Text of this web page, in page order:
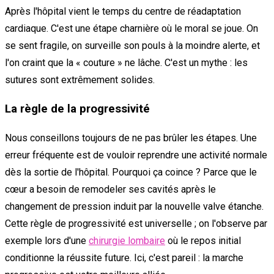
Après l'hôpital vient le temps du centre de réadaptation
cardiaque. C'est une étape charnière où le moral se joue. On
se sent fragile, on surveille son pouls à la moindre alerte, et
l'on craint que la « couture » ne lâche. C'est un mythe : les
sutures sont extrêmement solides.
La règle de la progressivité
Nous conseillons toujours de ne pas brûler les étapes. Une
erreur fréquente est de vouloir reprendre une activité normale
dès la sortie de l'hôpital. Pourquoi ça coince ? Parce que le
cœur a besoin de remodeler ses cavités après le
changement de pression induit par la nouvelle valve étanche.
Cette règle de progressivité est universelle ; on l'observe par
exemple lors d'une chirurgie lombaire où le repos initial
conditionne la réussite future. Ici, c'est pareil : la marche